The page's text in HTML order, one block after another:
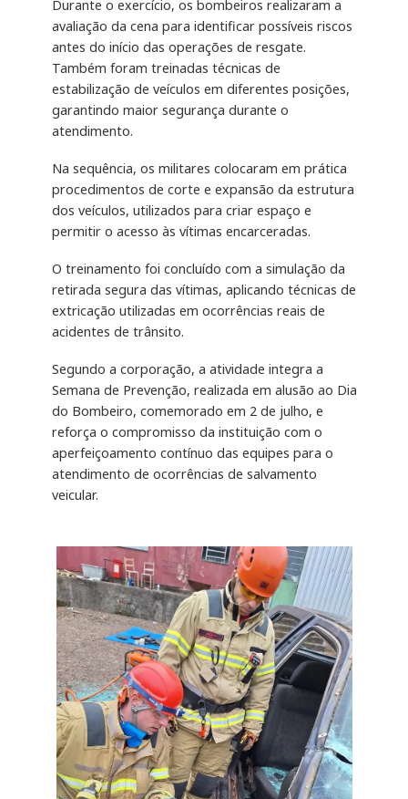
Durante o exercício, os bombeiros realizaram a
avaliação da cena para identificar possíveis riscos
antes do início das operações de resgate.
Também foram treinadas técnicas de
estabilização de veículos em diferentes posições,
garantindo maior segurança durante o
atendimento.
Na sequência, os militares colocaram em prática
procedimentos de corte e expansão da estrutura
dos veículos, utilizados para criar espaço e
permitir o acesso às vítimas encarceradas.
O treinamento foi concluído com a simulação da
retirada segura das vítimas, aplicando técnicas de
extricação utilizadas em ocorrências reais de
acidentes de trânsito.
Segundo a corporação, a atividade integra a
Semana de Prevenção, realizada em alusão ao Dia
do Bombeiro, comemorado em 2 de julho, e
reforça o compromisso da instituição com o
aperfeiçoamento contínuo das equipes para o
atendimento de ocorrências de salvamento
veicular.